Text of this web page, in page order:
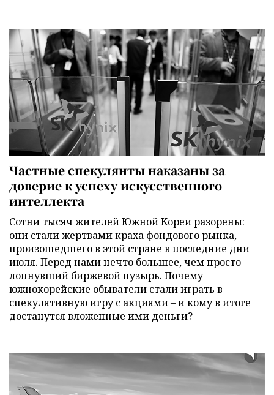
Частные спекулянты наказаны за
доверие к успеху искусственного
интеллекта
Сотни тысяч жителей Южной Кореи разорены:
они стали жертвами краха фондового рынка,
произошедшего в этой стране в последние дни
июля. Перед нами нечто большее, чем просто
лопнувший биржевой пузырь. Почему
южнокорейские обыватели стали играть в
спекулятивную игру с акциями – и кому в итоге
достанутся вложенные ими деньги?